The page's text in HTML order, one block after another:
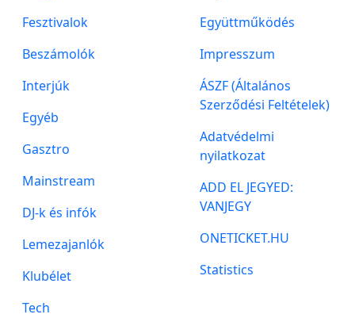
Fesztivalok
Beszámolók
Interjúk
Egyéb
Gasztro
Mainstream
DJ-k és infók
Lemezajanlók
Klubélet
Tech
Együttműködés
Impresszum
ÁSZF (Általános
Szerződési Feltételek)
Adatvédelmi
nyilatkozat
ADD EL JEGYED:
VANJEGY
ONETICKET.HU
Statistics